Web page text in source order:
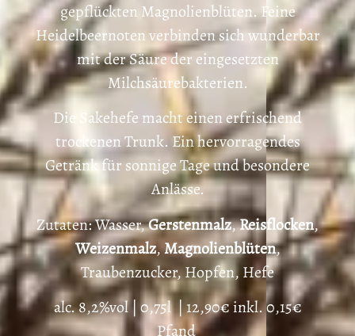
gepflückten Magnolienblüten. Feine
Heidelbeernoten verbinden sich wunderbar
mit der Säure der eingesetzten
Milchsäurebakterien.
Die Sakehefe macht einen erfrischend
trockenen Trunk. Ein hervorragendes
Getränk für sonnige Tage und besondere
Anlässe.
Zutaten: Wasser,Gerstenmalz,Reisflocken,
Weizenmalz,Magnolienblüten,
Traubenzucker, Hopfen, Hefe
alc. 8,2%vol | 0,75l | 12,90€ inkl. 0,15€
Pfand